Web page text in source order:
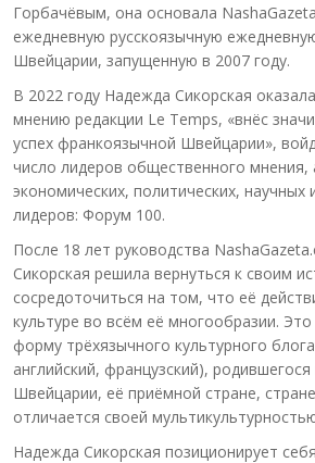
Горбачёвым, она основала
ежедневную русскоязычную
Швейцарии, запущенную в 2007 году.
В 2022 году Надежда Сикорская
мнению редакции Le Temps, «внёс
успех франкоязычной Швейцарии»,
число лидеров общественного мнения,
экономических, политических, научных
лидеров: Форум 100.
После 18 лет руководства
Сикорская решила вернуться к своим
сосредоточиться на том, что её
культуре во всём её многообразии.
форму трёхязычного культурного блога
английский, французский),
Швейцарии, её приёмной стране,
отличается своей
Надежда Сикорская позиционирует